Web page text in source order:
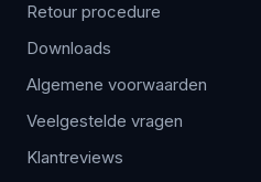
Retour procedure
Downloads
Algemene voorwaarden
Veelgestelde vragen
Klantreviews